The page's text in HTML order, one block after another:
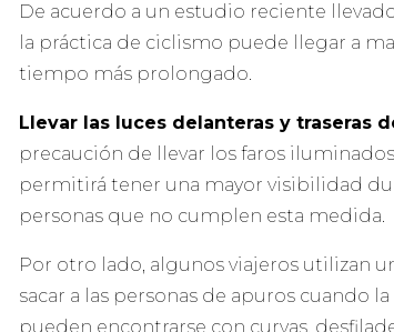
De acuerdo a un estudio reciente
la práctica de ciclismo puede llegar a
tiempo más prolongado.
Llevar las luces delanteras y traseras
precaución de llevar los faros
permitirá tener una mayor visibilidad
personas que no cumplen esta medida.
Por otro lado, algunos viajeros utilizan
sacar a las personas de apuros cuando
pueden encontrarse con curvas,